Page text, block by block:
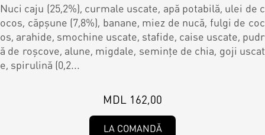
Nuci caju (25,2%), curmale uscate, apă potabilă, ulei de c
ocos, căpșune (7,8%), banane, miez de nucă, fulgi de coc
os, arahide, smochine uscate, stafide, caise uscate, pudr
ă de roşcove, alune, migdale, semințe de chia, goji uscat
e, spirulină (0,2...
MDL 162,00
LA COMANDĂ